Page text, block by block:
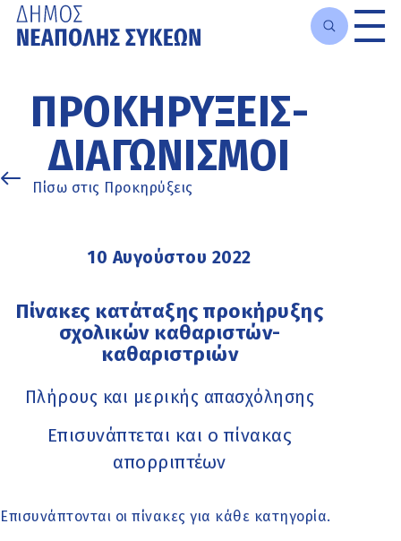
κυρίως
περιεχόμενο
ΠΡΟΚΗΡΎΞΕΙΣ-
ΔΙΑΓΩΝΙΣΜΟΊ
Πίσω στις Προκηρύξεις
10 Αυγούστου 2022
Πίνακες κατάταξης προκήρυξης
σχολικών καθαριστών-
καθαριστριών
Πλήρους και μερικής απασχόλησης
Επισυνάπτεται και ο πίνακας
απορριπτέων
Επισυνάπτονται οι πίνακες για κάθε κατηγορία.